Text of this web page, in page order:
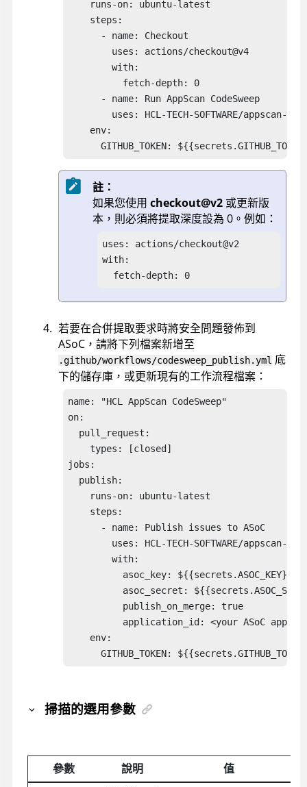
    runs-on: ubuntu-latest
    steps:
      - name: Checkout
        uses: actions/checkout@v4
        with:
          fetch-depth: 0
      - name: Run AppScan CodeSweep
uses: HCL-TECH-SOFTWARE/appscan-
    env:
GITHUB_TOKEN:
註：
如果您使用 checkout@v2 或更新版
本，則必須將提取深度設為 0。例如：
uses: actions/checkout@v2
with:
  fetch-depth: 0
若要在合併提取要求時將安全問題發佈到
ASoC ，請將下列檔案新增至
.github/workflows/codesweep_publish.yml 底
下的儲存庫，或更新現有的工作流程檔案：
name: "HCL AppScan CodeSweep"
on:
  pull_request:
    types: [closed]
jobs:
  publish:
    runs-on: ubuntu-latest
    steps:
      - name: Publish issues to ASoC
uses: HCL-TECH-SOFTWARE/appscan-
        with:
          asoc_key: ${{secrets.ASOC_KEY}}
asoc_secret:
          publish_on_merge: true
application_id: <your ASoC
    env:
GITHUB_TOKEN:
掃描的選用參數
參數 說明 值